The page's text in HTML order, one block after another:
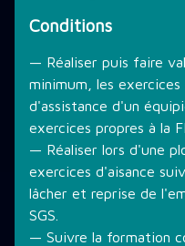
LES PROMOTIONS
STAGE PLONGÉE
CONTACT
Conditions
— Réaliser puis faire
minimum, les
d'assistance d'un
exercices propres à la
— Réaliser lors d'une
exercices d'aisance
lâcher et reprise de
SGS.
— Suivre la formation